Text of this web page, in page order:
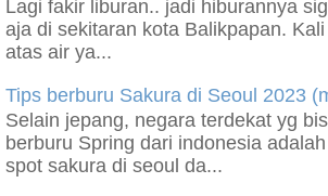
Lagi fakir liburan.. jadi hiburannya
aja di sekitaran kota Balikpapan.
atas air ya...
Tips berburu Sakura di Seoul 2023
Selain jepang, negara terdekat yg
berburu Spring dari indonesia
spot sakura di seoul da...